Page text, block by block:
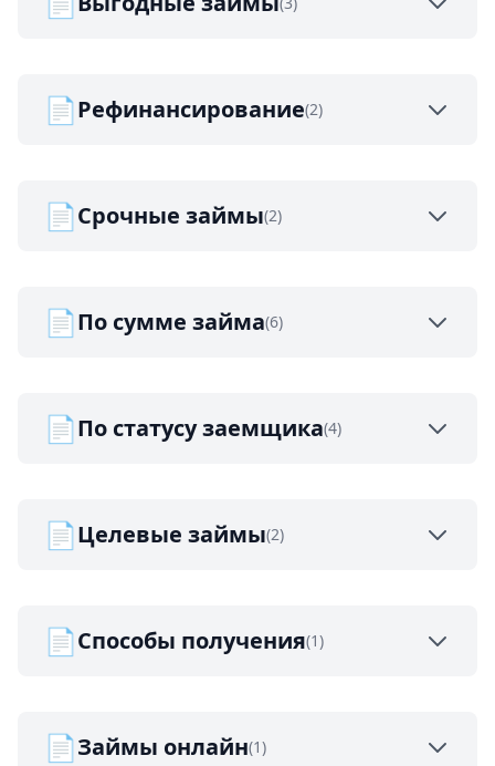
📄Рефинансирование(2)
📄Срочные займы(2)
📄По сумме займа(6)
📄По статусу заемщика(4)
📄Целевые займы(2)
📄Способы получения(1)
📄Займы онлайн(1)